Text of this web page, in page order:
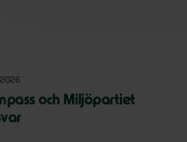
och Miljöpartiet